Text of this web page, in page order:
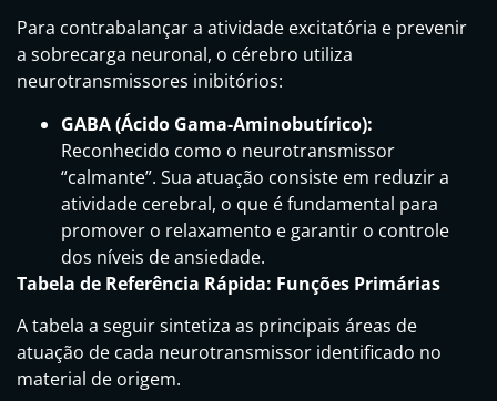
Para contrabalançar a atividade excitatória e prevenir
a sobrecarga neuronal, o cérebro utiliza
neurotransmissores inibitórios:
GABA (Ácido Gama-Aminobutírico):
Reconhecido como o neurotransmissor
“calmante”. Sua atuação consiste em reduzir a
atividade cerebral, o que é fundamental para
promover o relaxamento e garantir o controle
dos níveis de ansiedade.
Tabela de Referência Rápida: Funções Primárias
A tabela a seguir sintetiza as principais áreas de
atuação de cada neurotransmissor identificado no
material de origem.